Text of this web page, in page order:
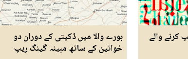
ریپ کرنے والے
بورے والا میں ڈکیتی کے دوران دو
خواتین کے ساتھ مبینہ گینگ ریپ